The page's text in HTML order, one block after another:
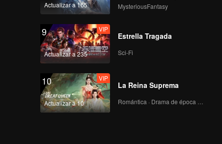
Actualizar a 165 MysteriousFantasy
9
Actualizar a 235
VIP
Estrella Tragada
Sci-Fi
10
Actualizar a 10
VIP
La Reina Suprema